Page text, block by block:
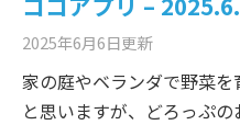
2025年6月6日更新
家の庭やベランダで野菜
と思いますが、どろっぷ